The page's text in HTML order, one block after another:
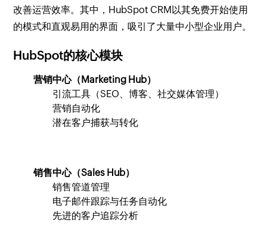
改善运营效率。其中，HubSpot CRM以其免费开始使用
的模式和直观易用的界面，吸引了大量中小型企业用户。
HubSpot的核心模块
营销中心（Marketing Hub）
引流工具（SEO、博客、社交媒体管理）
营销自动化
潜在客户捕获与转化
销售中心（Sales Hub）
销售管道管理
电子邮件跟踪与任务自动化
先进的客户追踪分析